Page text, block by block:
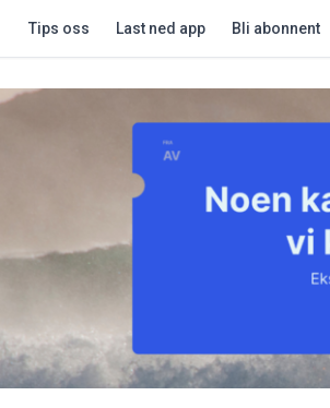
Tips oss Last ned app Bli abonnent